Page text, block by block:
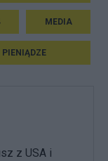
MEDIA
PIENIĄDZE
z USA i